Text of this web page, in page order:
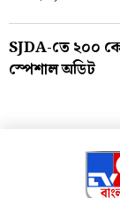
SJDA-তে ২০০
স্পেশাল অডিট